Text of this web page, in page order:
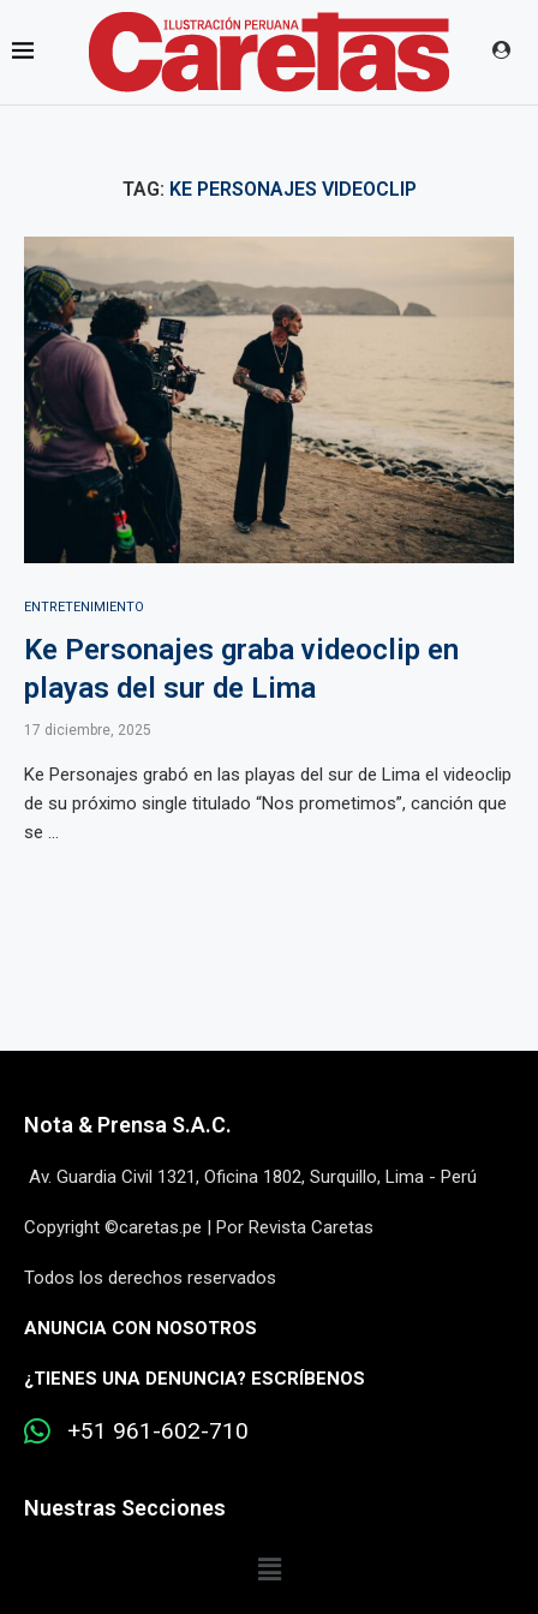
TAG: KE PERSONAJES VIDEOCLIP
ENTRETENIMIENTO
Ke Personajes graba videoclip en
playas del sur de Lima
17 diciembre, 2025
Ke Personajes grabó en las playas del sur de Lima el videoclip
de su próximo single titulado “Nos prometimos”, canción que
se ...
Nota & Prensa S.A.C.
Av. Guardia Civil 1321, Oficina 1802, Surquillo, Lima - Perú
Copyright ©caretas.pe | Por Revista Caretas
Todos los derechos reservados
ANUNCIA CON NOSOTROS
¿TIENES UNA DENUNCIA? ESCRÍBENOS
+51 961-602-710
Nuestras Secciones